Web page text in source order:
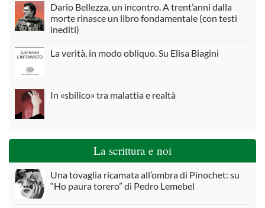
Dario Bellezza, un incontro. A trent’anni dalla
morte rinasce un libro fondamentale (con testi
inediti)
La verità, in modo obliquo. Su Elisa Biagini
In «sbilico» tra malattia e realtà
La scrittura e noi
Una tovaglia ricamata all’ombra di Pinochet: su
“Ho paura torero” di Pedro Lemebel